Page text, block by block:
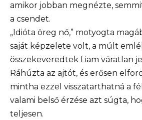
amikor jobban megnézte,
a csendet.
„Idióta öreg nő,” motyogta
saját képzelete volt, a múlt
összekeveredtek Liam váratlan
Ráhúzta az ajtót, és erősen
mintha ezzel visszatarthatná a
valami belső érzése azt súgta,
teljesen.